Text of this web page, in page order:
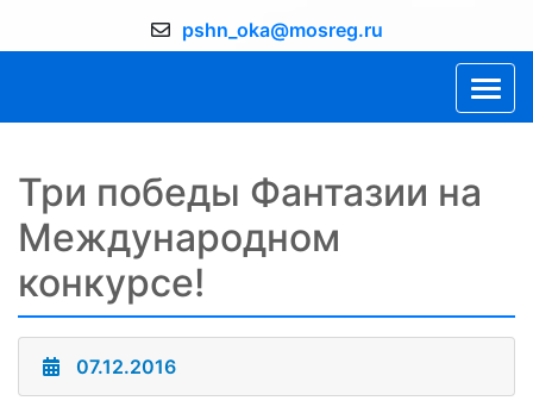
pshn_oka@mosreg.ru
Три победы Фантазии на
Международном
конкурсе!
07.12.2016